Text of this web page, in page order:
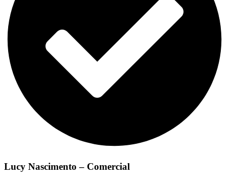
Lucy Nascimento – Comercial